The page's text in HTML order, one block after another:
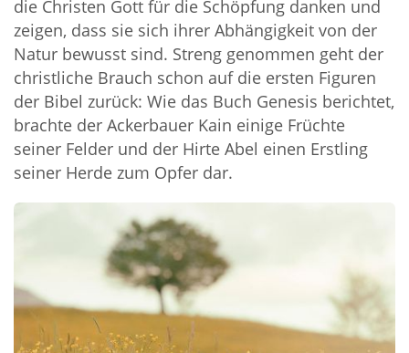
die Christen Gott für die Schöpfung danken und
zeigen, dass sie sich ihrer Abhängigkeit von der
Natur bewusst sind. Streng genommen geht der
christliche Brauch schon auf die ersten Figuren
der Bibel zurück: Wie das Buch Genesis berichtet,
brachte der Ackerbauer Kain einige Früchte
seiner Felder und der Hirte Abel einen Erstling
seiner Herde zum Opfer dar.